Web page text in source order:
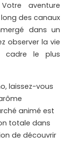
aventure
des canaux
dans un
observer la vie
cadre le plus
laissez-vous
animé est
totale dans
de découvrir